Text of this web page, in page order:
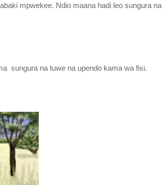
mpwekee. Ndio maana hadi leo sungura na
sungura na tuwe na upendo kama wa fisi.